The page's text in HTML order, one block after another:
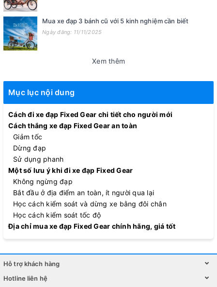
Mua xe đạp 3 bánh cũ với 5 kinh nghiệm cần biết
Ngày đăng: 11/11/2025
Xem thêm
Mục lục nội dung
Cách đi xe đạp Fixed Gear chi tiết cho người mới
Cách thắng xe đạp Fixed Gear an toàn
Giảm tốc
Dừng đạp
Sử dụng phanh
Một số lưu ý khi đi xe đạp Fixed Gear
Không ngừng đạp
Bắt đầu ở địa điểm an toàn, ít người qua lại
Học cách kiểm soát và dừng xe bằng đôi chân
Học cách kiểm soát tốc độ
Địa chỉ mua xe đạp Fixed Gear chính hãng, giá tốt
Hỗ trợ khách hàng
Hotline liên hệ